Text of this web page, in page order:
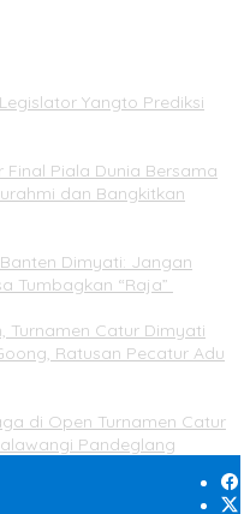
Yangto Prediksi
Piala Dunia Bersama
dan Bangkitkan
Dimyati: Jangan
Tumbagkan “Raja”
Turnamen Catur Dimyati
Ratusan Pecatur Adu
di Open Turnamen Catur
Pandeglang